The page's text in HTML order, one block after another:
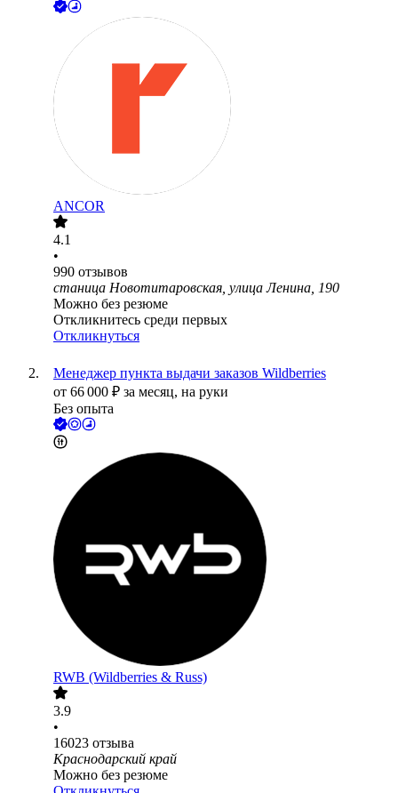
ANCOR
4.1
•
990 отзывов
станица Новотитаровская, улица Ленина, 190
Можно без резюме
Откликнитесь среди первых
Откликнуться
Менеджер пункта выдачи заказов Wildberries
от 66 000 ₽ за месяц, на руки
Без опыта
RWB (Wildberries & Russ)
3.9
•
16023 отзыва
Краснодарский край
Можно без резюме